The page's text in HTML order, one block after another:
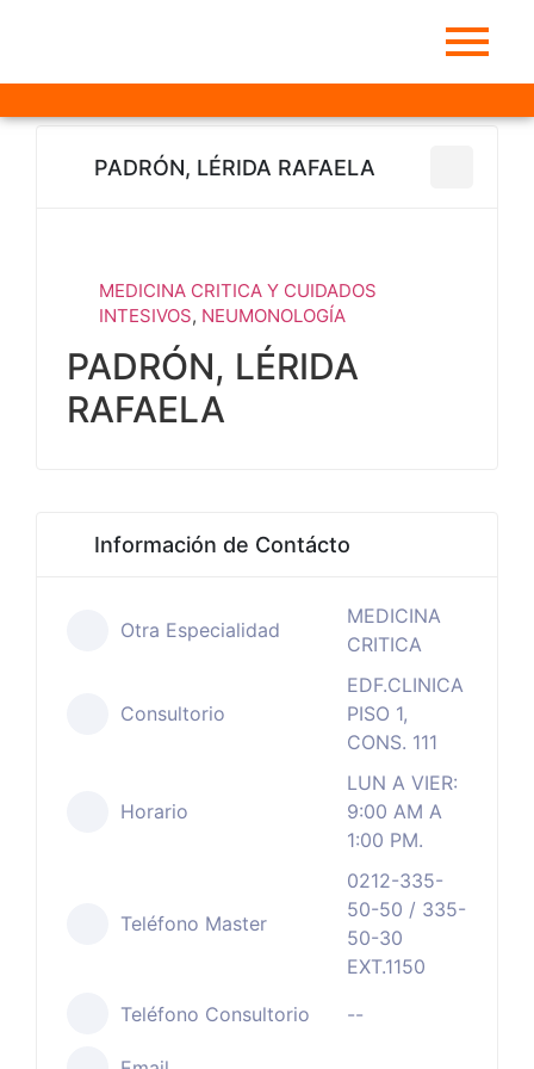
PADRÓN, LÉRIDA RAFAELA
MEDICINA CRITICA Y CUIDADOS
INTESIVOS, NEUMONOLOGÍA
PADRÓN, LÉRIDA
RAFAELA
Información de Contácto
Otra Especialidad
MEDICINA
CRITICA
Consultorio
EDF.CLINICA
PISO 1,
CONS. 111
Horario
LUN A VIER:
9:00 AM A
1:00 PM.
Teléfono Master
0212-335-
50-50 / 335-
50-30
EXT.1150
Teléfono Consultorio
--